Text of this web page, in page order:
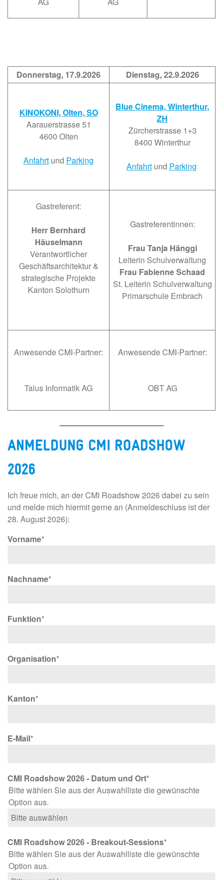
Donnerstag, 17.9.2026 Dienstag, 22.9.2026
KINOKONI, Olten, SO
Aarauerstrasse 51
4600 Olten
Anfahrt und Parking
Blue Cinema, Winterthur,
ZH
Zürcherstrasse 1+3
8400 Winterthur
Anfahrt und Parking
Gastreferent:
Herr Bernhard
Häuselmann
Verantwortlicher
Geschäftsarchitektur &
strategische Projekte
Kanton Solothurn
Gastreferentinnen:
Frau Tanja Hänggi
Leiterin Schulverwaltung
Frau Fabienne Schaad
St. Leiterin Schulverwaltung
Primarschule Embrach
Anwesende CMI-Partner:
Talus Informatik AG
Anwesende CMI-Partner:
OBT AG
ANMELDUNG CMI ROADSHOW
2026
Ich freue mich, an der CMI Roadshow 2026 dabei zu sein
und melde mich hiermit gerne an (Anmeldeschluss ist der
28. August 2026):
Vorname*
Nachname*
Funktion*
Organisation*
Kanton*
E-Mail*
CMI Roadshow 2026 - Datum und Ort*
Bitte wählen Sie aus der Auswahlliste die gewünschte
Option aus.
CMI Roadshow 2026 - Breakout-Sessions*
Bitte wählen Sie aus der Auswahlliste die gewünschte
Option aus.